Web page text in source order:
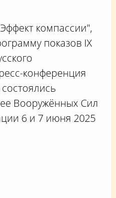
компассии",
показов IX
конференция
Вооружённых Сил
6 и 7 июня 2025